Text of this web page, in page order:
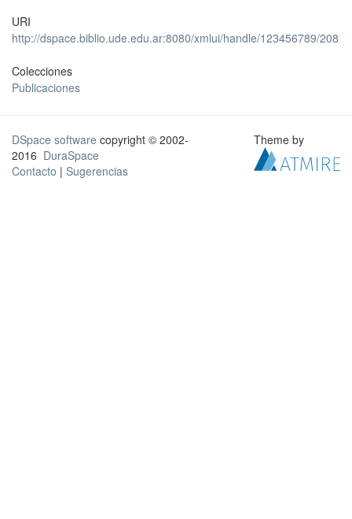
URI
http://dspace.biblio.ude.edu.ar:8080/xmlui/handle/123456789/208
Colecciones
Publicaciones
DSpace software copyright © 2002-
2016 DuraSpace
Contacto | Sugerencias
Theme by